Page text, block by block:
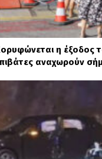
η έξοδος
αναχωρούν